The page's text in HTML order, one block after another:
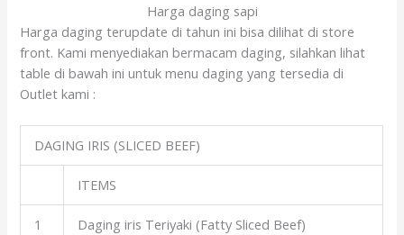
Harga daging sapi
Harga daging terupdate di tahun ini bisa dilihat di store
front. Kami menyediakan bermacam daging, silahkan lihat
table di bawah ini untuk menu daging yang tersedia di
Outlet kami :
DAGING IRIS (SLICED BEEF)
ITEMS
1 Daging iris Teriyaki (Fatty Sliced Beef)